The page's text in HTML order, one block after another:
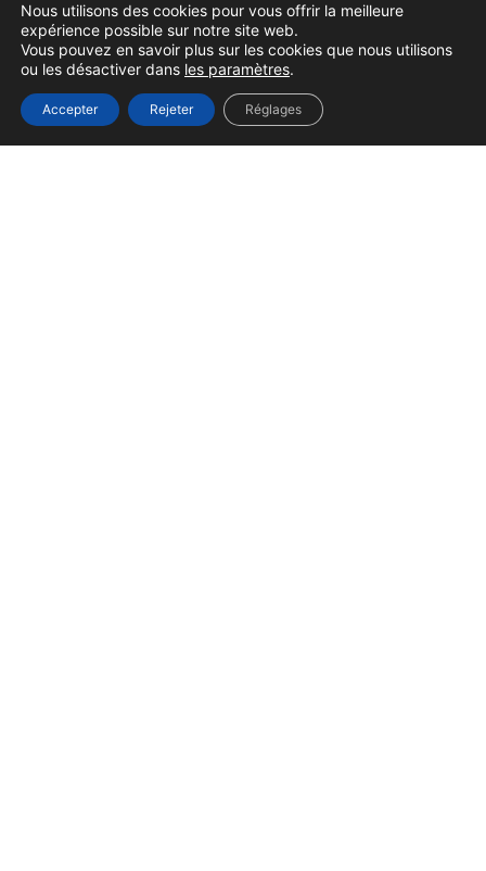
Nous utilisons des cookies pour vous offrir la meilleure
expérience possible sur notre site web.
Vous pouvez en savoir plus sur les cookies que nous utilisons
ou les désactiver dans les paramètres.
Accepter Rejeter Réglages